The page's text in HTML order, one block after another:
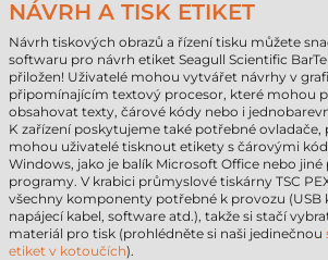
NÁVRH A TISK ETIKET
Návrh tiskových obrazů a řízení tisku můžete
softwaru pro návrh etiket Seagull Scientific
přiložen! Uživatelé mohou vytvářet návrhy v
připomínajícím textový procesor, které mohou
obsahovat texty, čárové kódy nebo i
K zařízení poskytujeme také potřebné
mohou uživatelé tisknout etikety s čárovými
Windows, jako je balík Microsoft Office nebo
programy. V krabici průmyslové tiskárny TSC
všechny komponenty potřebné k provozu (USB
napájecí kabel, software atd.), takže si stačí
materiál pro tisk (prohlédněte si naši jedinečnou
etiket v kotoučích).